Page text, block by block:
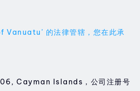
Vanuatu' 的法律管辖，您在此承
Cayman Islands，公司注册号